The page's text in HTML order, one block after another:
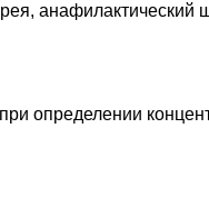
анафилактический
определении